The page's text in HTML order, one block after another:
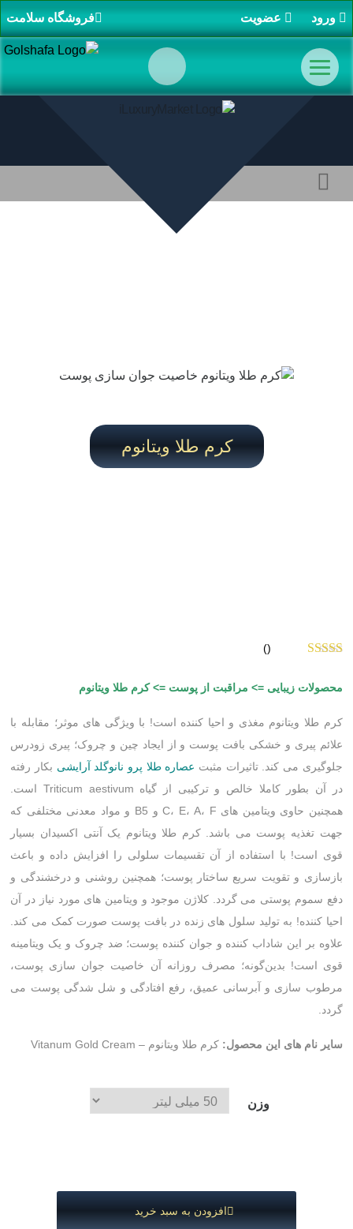
ورود عضویت فروشگاه سلامت
همکاری با ما
تبلیغات و برندینگ
کرم طلا ویتانوم
()
محصولات زیبایی => مراقبت از پوست => کرم طلا ویتانوم
کرم طلا ویتانوم مغذی و احیا کننده است! با ویژگی های موثر؛ مقابله با
علائم پیری و خشکی بافت پوست و از ایجاد چین و چروک؛ پیری زودرس
جلوگیری می کند. تاثیرات مثبت عصاره طلا پرو نانوگلد آرایشی بکار رفته
در آن بطور کاملا خالص و ترکیبی از گياه Triticum aestivum است.
همچنین حاوی ویتامین های C، E، A، F و B5 و مواد معدنی مختلفی که
جهت تغذیه پوست می باشد. کرم طلا ویتانوم یک آنتی اکسیدان بسیار
قوی است! با استفاده از آن تقسیمات سلولی را افزایش داده و باعث
بازسازی و تقویت سریع ساختار پوست؛ همچنین روشنی و درخشندگی و
دفع سموم پوستی می گردد. کلاژن موجود و ویتامین های مورد نیاز در آن
احیا کننده! به تولید سلول های زنده در بافت پوست صورت کمک می کند.
علاوه بر این شاداب کننده و جوان کننده پوست؛ ضد چروک و یک ویتامینه
قوی است! بدین‌گونه؛ مصرف روزانه آن خاصیت جوان سازی پوست،
مرطوب سازی و آبرسانی عمیق، رفع افتادگی و شل شدگی پوست می
گردد.
سایر نام های این محصول: کرم طلا ویتانوم – Vitanum Gold Cream
وزن
افزودن به سبد خرید